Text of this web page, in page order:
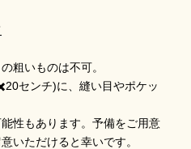
粗いものは不可。
センチ)に、縫い目やポケッ
性もあります。予備をご用意
いただけると幸いです。